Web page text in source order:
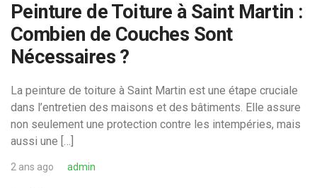
Peinture de Toiture à Saint Martin :
Combien de Couches Sont
Nécessaires ?
La peinture de toiture à Saint Martin est une étape cruciale
dans l’entretien des maisons et des bâtiments. Elle assure
non seulement une protection contre les intempéries, mais
aussi une […]
2 ans ago admin